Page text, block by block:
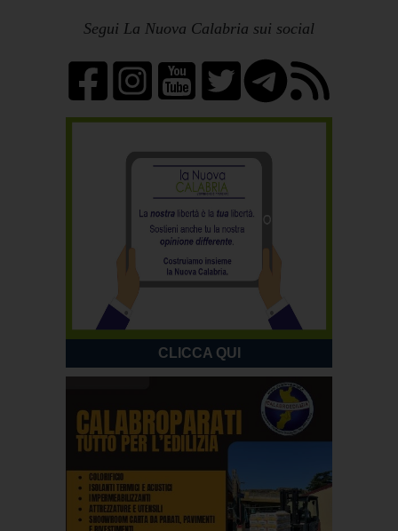
Segui La Nuova Calabria sui social
CLICCA QUI